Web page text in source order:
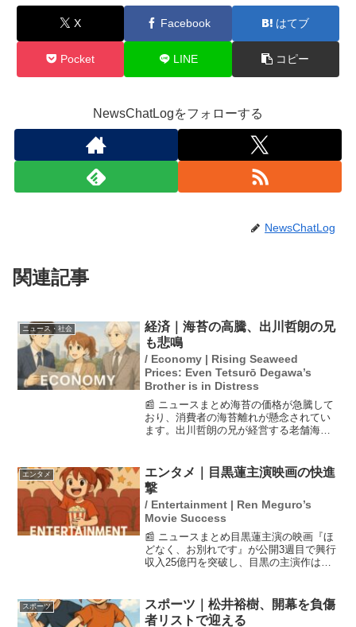
X Facebook はてブ
Pocket LINE コピー
NewsChatLogをフォローする
NewsChatLog
関連記事
ニュース・社会
経済｜海苔の高騰、出川哲朗の兄
も悲鳴
/ Economy | Rising Seaweed
Prices: Even Tetsurō Degawa’s
Brother is in Distress
📰 ニュースまとめ海苔の価格が急騰して
おり、消費者の海苔離れが懸念されてい
ます。出川哲朗の兄が経営する老舗海苔
れています。これにより、大手コンビニ
も海苔を使用した商品の...
エンタメ
エンタメ｜目黒蓮主演映画の快進
撃
/ Entertainment | Ren Meguro’s
Movie Success
📰 ニュースまとめ目黒蓮主演の映画『ほ
どなく、お別れです』が公開3週目で興行
収入25億円を突破し、目黒の主演作はす
で、目黒が稀有なスターであることを示
すものだ。特に本...
スポーツ
スポーツ｜松井裕樹、開幕を負傷
者リストで迎える